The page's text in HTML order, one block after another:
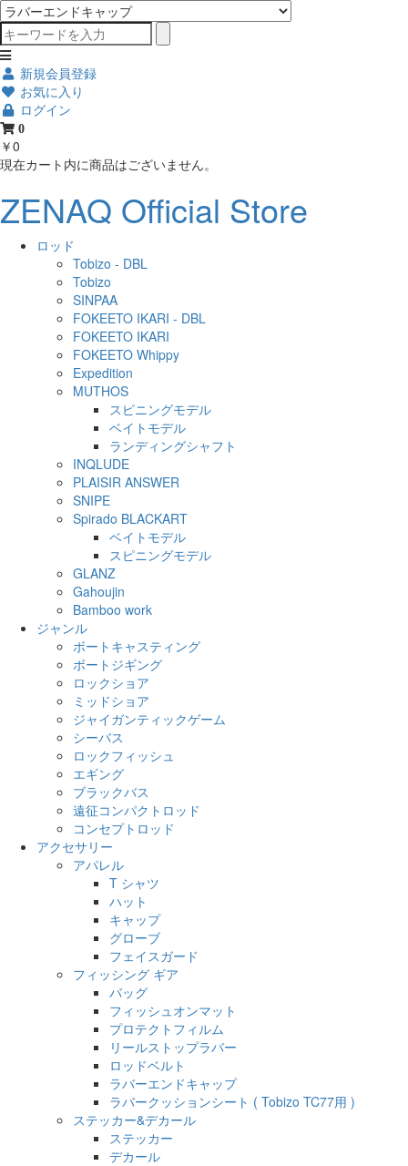
新規会員登録
お気に入り
ログイン
0
￥0
現在カート内に商品はございません。
ZENAQ Official Store
ロッド
Tobizo - DBL
Tobizo
SINPAA
FOKEETO IKARI - DBL
FOKEETO IKARI
FOKEETO Whippy
Expedition
MUTHOS
スピニングモデル
ベイトモデル
ランディングシャフト
INQLUDE
PLAISIR ANSWER
SNIPE
Spirado BLACKART
ベイトモデル
スピニングモデル
GLANZ
Gahoujin
Bamboo work
ジャンル
ボートキャスティング
ボートジギング
ロックショア
ミッドショア
ジャイガンティックゲーム
シーバス
ロックフィッシュ
エギング
ブラックバス
遠征コンパクトロッド
コンセプトロッド
アクセサリー
アパレル
T シャツ
ハット
キャップ
グローブ
フェイスガード
フィッシング ギア
バッグ
フィッシュオンマット
プロテクトフィルム
リールストップラバー
ロッドベルト
ラバーエンドキャップ
ラバークッションシート ( Tobizo TC77用 )
ステッカー&デカール
ステッカー
デカール